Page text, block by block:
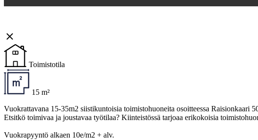
Toimistotila
15 m²
Vuokrattavana 15-35m2 siistikuntoisia toimistohuoneita osoitteessa Raisionkaari
Etsitkö toimivaa ja joustavaa työtilaa? Kiinteistössä tarjoaa erikokoisia
Vuokrapyyntö alkaen 10e/m2 + alv.